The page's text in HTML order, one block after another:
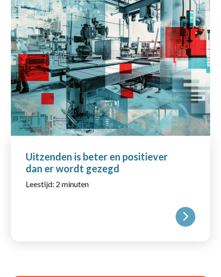
Uitzenden is beter en positiever
dan er wordt gezegd
Leestijd: 2 minuten